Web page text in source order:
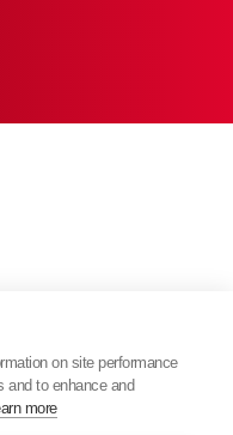
on site performance
and to enhance and
more